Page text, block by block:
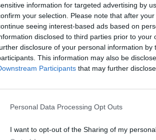
information for targeted advertising by
your selection. Please note that after
seeing interest-based ads based on
disclosed to third parties prior to
disclosure of your personal information by
This information may also be
Participants that may further
Personal Data Processing Opt Outs
I want to opt-out of the Sharing of my
του αρμενικού κοινοβουλίου Αλεν
θα είναι «ιστορική» και
μιας νέας σύγκρουσης με το